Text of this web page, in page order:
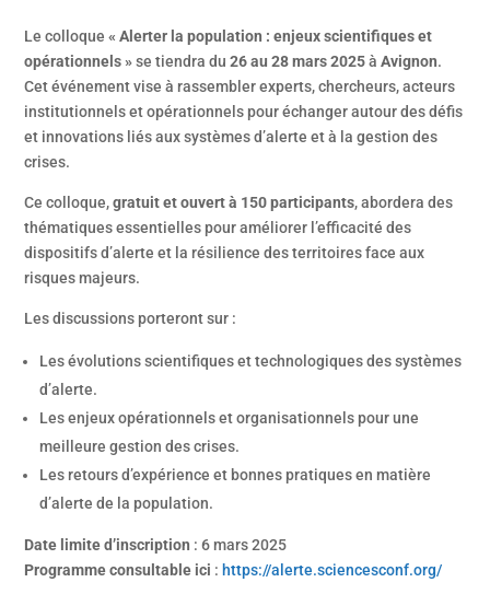
Le colloque« Alerter la population : enjeux scientifiques et
opérationnels »se tiendra du26 au 28 mars 2025àAvignon.
Cet événement vise à rassembler experts, chercheurs, acteurs
institutionnels et opérationnels pour échanger autour des défis
et innovations liés aux systèmes d’alerte et à la gestion des
crises.
Ce colloque,gratuit et ouvert à 150 participants, abordera des
thématiques essentielles pour améliorer l’efficacité des
dispositifs d’alerte et la résilience des territoires face aux
risques majeurs.
Les discussions porteront sur :
Les évolutions scientifiques et technologiques des systèmes
d’alerte.
Les enjeux opérationnels et organisationnels pour une
meilleure gestion des crises.
Les retours d’expérience et bonnes pratiques en matière
d’alerte de la population.
Date limite d’inscription : 6 mars 2025
Programme consultable ici : https://alerte.sciencesconf.org/